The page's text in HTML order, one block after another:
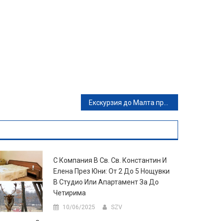
С Компания В Св. Св. Константин И
Елена През Юни: От 2 До 5 Нощувки
В Студио Или Апартамент За До
Четирима
10/06/2025 SZV